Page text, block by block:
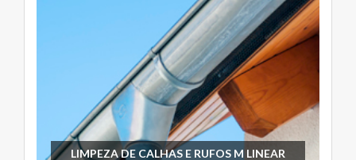
LIMPEZA DE CALHAS E RUFOS M LINEAR